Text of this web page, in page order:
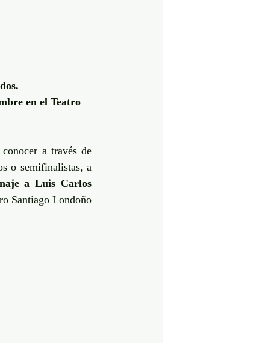
en el Teatro
a través de
o semifinalistas, a
a Luis Carlos
Santiago Londoño